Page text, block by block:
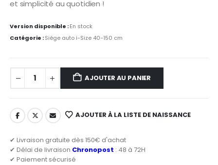
et simplicité au quotidien !
Version disponible :En stock
Catégorie :Siège auto i-Size 40-150 cm
AJOUTER AU PANIER
AJOUTER À LA LISTE DE NAISSANCE
✔ Livraison gratuite dès 150€ d'achat
✔ Délai de livraison Chronopost : 48 à 72H
✔ Paiement sécurisé